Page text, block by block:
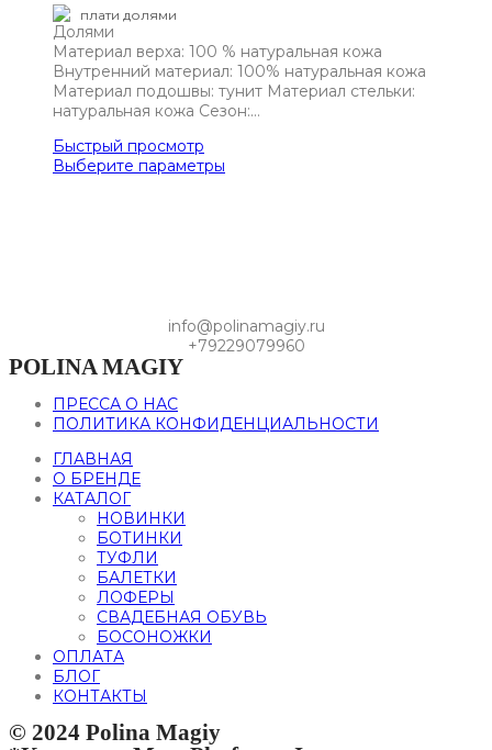
плати долями
Материал верха: 100 % натуральная кожа
Внутренний материал: 100% натуральная кожа
Материал подошвы: тунит Материал стельки:
натуральная кожа Сезон:…
Быстрый просмотр
Выберите параметры
info@polinamagiy.ru
+79229079960
POLINA MAGIY
ПРЕССА О НАС
ПОЛИТИКА КОНФИДЕНЦИАЛЬНОСТИ
ГЛАВНАЯ
О БРЕНДЕ
КАТАЛОГ
НОВИНКИ
БОТИНКИ
ТУФЛИ
БАЛЕТКИ
ЛОФЕРЫ
СВАДЕБНАЯ ОБУВЬ
БОСОНОЖКИ
ОПЛАТА
БЛОГ
КОНТАКТЫ
© 2024 Polina Magiy